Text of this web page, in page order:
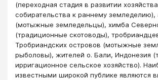
(переходная стадия в развитии
собирательства к раннему земледелию),
(мотыжные земледельцы), химба
(традиционные скотоводы),
Тробриандских островов (мотыжные
рыболовы), жителей о. Бали, Индонезия
ирригационное сельское хозяйство).
известными широкой публике являются